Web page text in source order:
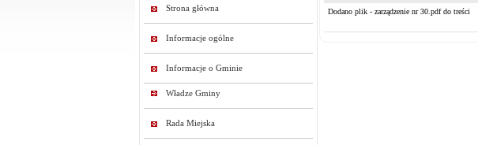
Strona główna
Informacje ogólne
Informacje o Gminie
Władze Gminy
Rada Miejska
Dodano plik - zarządzenie nr 30.pdf do treści